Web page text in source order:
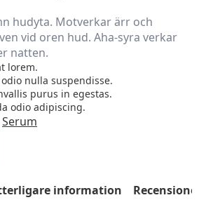
hudyta. Motverkar ärr och
vid oren hud. Aha-syra verkar
natten.
lorem.
nulla suspendisse.
purus in egestas.
odio adipiscing.
Serum
information Recensioner